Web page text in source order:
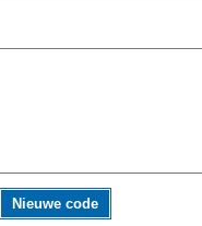
Nieuwe code